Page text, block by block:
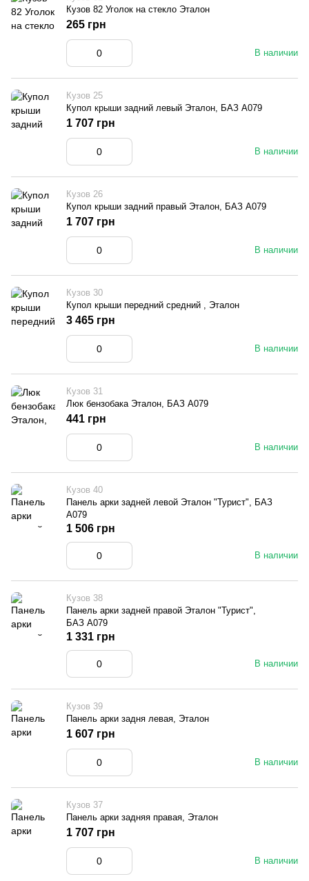
Кузов 82 Уголок на стекло Эталон
В наличии
265 грн
Кузов 25
Купол крыши задний левый Эталон, БАЗ А079
В наличии
1 707 грн
Кузов 26
Купол крыши задний правый Эталон, БАЗ А079
В наличии
1 707 грн
Кузов 30
Купол крыши передний средний , Эталон
В наличии
3 465 грн
Кузов 31
Люк бензобака Эталон, БАЗ А079
В наличии
441 грн
Кузов 40
Панель арки задней левой Эталон "Турист", БАЗ
А079
В наличии
1 506 грн
Кузов 38
Панель арки задней правой Эталон "Турист",
БАЗ А079
В наличии
1 331 грн
Кузов 39
Панель арки задня левая, Эталон
В наличии
1 607 грн
Кузов 37
Панель арки задняя правая, Эталон
В наличии
1 707 грн